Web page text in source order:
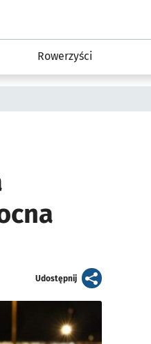
Rowerzyści
Udostępnijartykuł